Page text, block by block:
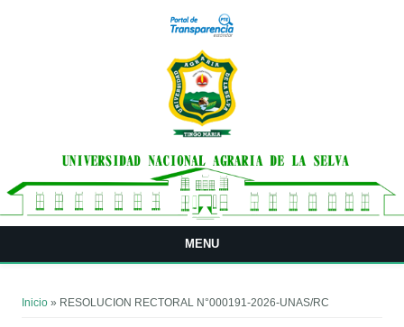
MENU
Inicio » RESOLUCION RECTORAL N°000191-2026-UNAS/RC